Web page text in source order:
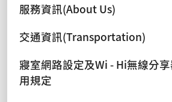
服務資訊(About Us)
交通資訊(Transportation)
寢室網路設定及Wi - Hi無線分
用規定